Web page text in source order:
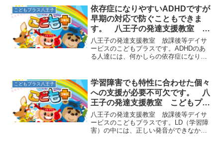
こどもプラス八王子
依存症になりやすいADHDですが
早期の対応で防ぐこともできま
す。 八王子の発達支援教室 こ
どもプラスの放課後等デイサービ
ス
八王子の発達支援教室 放課後等デイサ
ービスのこどもプラスです。ADHDのあ
る人達には、何かしらの依存症になりや
様々で、依存の程度もちょっとハマって
しまう程度の人から、ご飯を...
こどもプラス八王子
学習障害でも特性に合わせた個々
への支援が必要不可欠です。 八
王子の発達支援教室 こどもプラ
スの放課後等デイサービス
八王子の発達支援教室 放課後等デイサ
ービスのこどもプラスです。LD（学習障
害）の中には、正しい発音ができなかっ